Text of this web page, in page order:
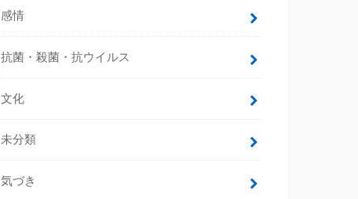
感情
抗菌・殺菌・抗ウイルス
文化
未分類
気づき